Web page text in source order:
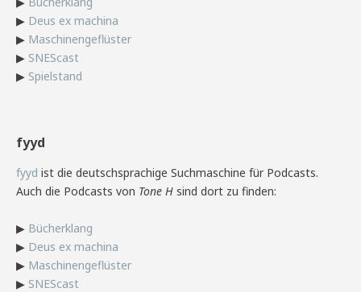
▶ Deus ex machina
▶ Maschinengeflüster
▶ SNEScast
▶ Spielstand
fyyd
fyyd ist die deutschsprachige Suchmaschine für Podcasts.
Auch die Podcasts von Tone H sind dort zu finden:
▶ Bücherklang
▶ Deus ex machina
▶ Maschinengeflüster
▶ SNEScast